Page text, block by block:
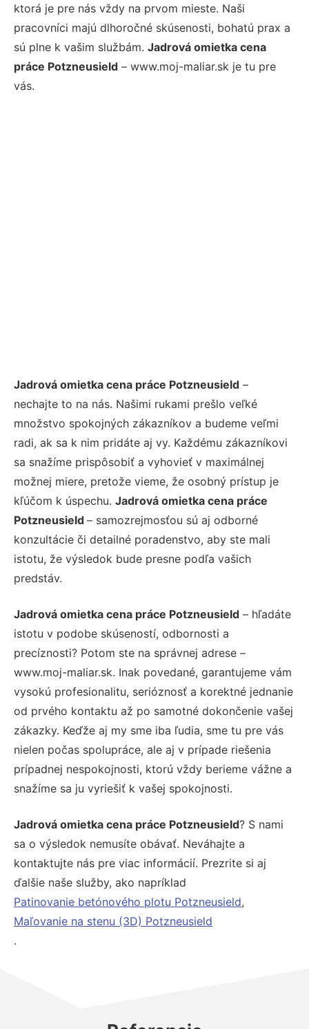
ktorá je pre nás vždy na prvom mieste. Naši
pracovníci majú dlhoročné skúsenosti, bohatú prax a
sú plne k vašim službám. Jadrová omietka cena
práce Potzneusield – www.moj-maliar.sk je tu pre
vás.
Jadrová omietka cena práce Potzneusield –
nechajte to na nás. Našimi rukami prešlo veľké
množstvo spokojných zákazníkov a budeme veľmi
radi, ak sa k nim pridáte aj vy. Každému zákazníkovi
sa snažíme prispôsobiť a vyhovieť v maximálnej
možnej miere, pretože vieme, že osobný prístup je
kľúčom k úspechu. Jadrová omietka cena práce
Potzneusield – samozrejmosťou sú aj odborné
konzultácie či detailné poradenstvo, aby ste mali
istotu, že výsledok bude presne podľa vašich
predstáv.
Jadrová omietka cena práce Potzneusield – hľadáte
istotu v podobe skúseností, odbornosti a
precíznosti? Potom ste na správnej adrese –
www.moj-maliar.sk. Inak povedané, garantujeme vám
vysokú profesionalitu, serióznosť a korektné jednanie
od prvého kontaktu až po samotné dokončenie vašej
zákazky. Keďže aj my sme iba ľudia, sme tu pre vás
nielen počas spolupráce, ale aj v prípade riešenia
prípadnej nespokojnosti, ktorú vždy berieme vážne a
snažíme sa ju vyriešiť k vašej spokojnosti.
Jadrová omietka cena práce Potzneusield? S nami
sa o výsledok nemusíte obávať. Neváhajte a
kontaktujte nás pre viac informácií. Prezrite si aj
ďalšie naše služby, ako napríklad
Patinovanie betónového plotu Potzneusield,
Maľovanie na stenu (3D) Potzneusield
.